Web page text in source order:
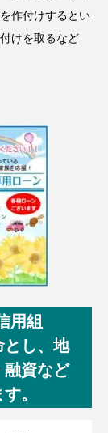
作付けするとい
けを取るなど
用組
とし、地
融資など
。